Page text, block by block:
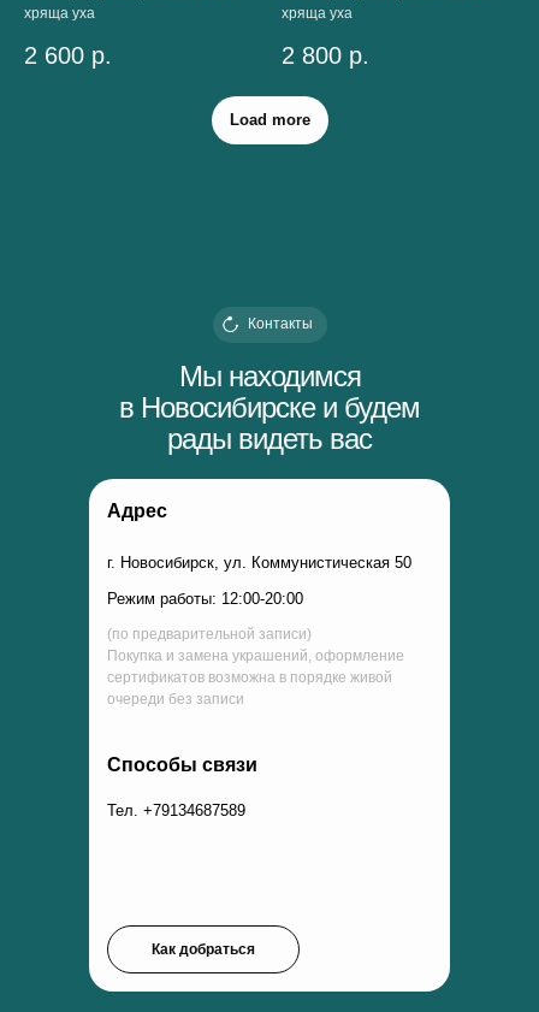
хряща уха
2 600 р.
хряща уха
2 800 р.
Load more
Мы находимся
в Новосибирске и будем
рады видеть вас
Контакты
Адрес
Способы связи
г. Новосибирск, ул. Коммунистическая 50
Тел. +79134687589
Режим работы: 12:00-20:00
(по предварительной записи)
Покупка и замена украшений, оформление
сертификатов возможна в порядке живой
очереди без записи
Как добраться